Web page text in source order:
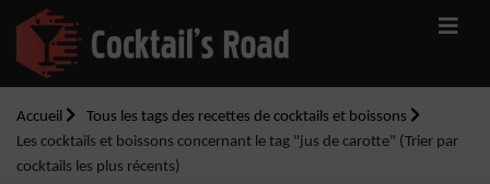
Accueil
Tous les tags des recettes de cocktails et boissons
Les cocktails et boissons concernant le tag "jus de carotte" (Trier par
cocktails les plus récents)